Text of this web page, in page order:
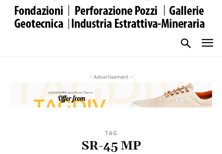
- Advertisement -
TAG
SR-45 MP